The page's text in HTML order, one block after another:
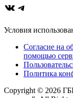
ВКонтакте
Telegram
Условия
Согласие на
помощью
Политика
Copyright © 2026